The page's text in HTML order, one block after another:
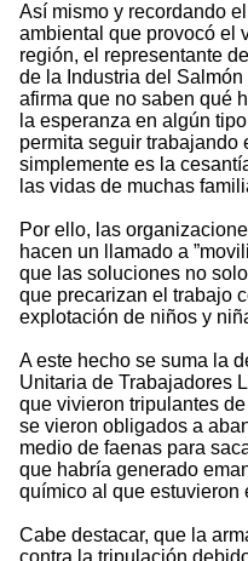
Así mismo y recordando
ambiental que provocó el
región, el representante
de la Industria del
afirma que no saben qué
la esperanza en algún
permita seguir trabajando
simplemente es la
las vidas de muchas
Por ello, las
hacen un llamado a
que las soluciones no
que precarizan el trabajo
explotación de niños y
A este hecho se suma la
Unitaria de Trabajadores
que vivieron tripulantes
se vieron obligados a
medio de faenas para
que habría generado
químico al que estuvieron
Cabe destacar, que la